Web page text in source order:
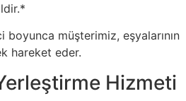
boyunca müşterimiz, eşyalarının
hareket eder.
Hizmeti